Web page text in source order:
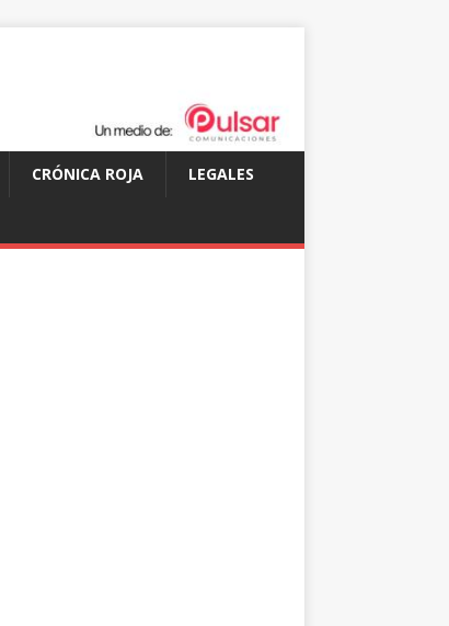
CRÓNICA ROJA LEGALES